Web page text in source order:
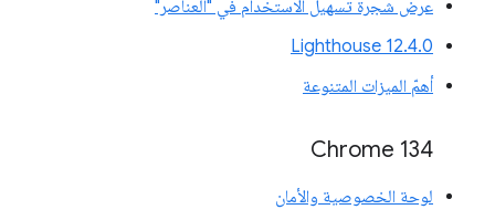
عرض شجرة تسهيل الاستخدام في "العناصر"
‫Lighthouse 12.4.0
أهمّ الميزات المتنوعة
‫Chrome 134
لوحة الخصوصية والأمان